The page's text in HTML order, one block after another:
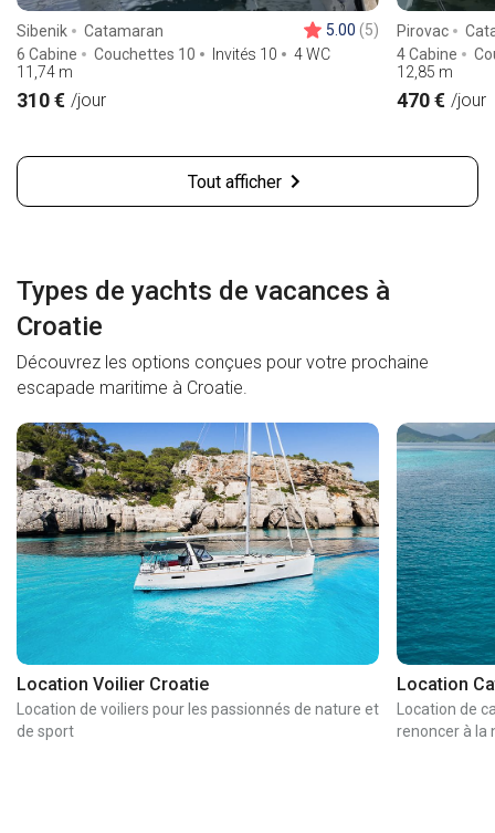
Sibenik
Catamaran
6 Cabine
Couchettes 10 Invités 10
4 WC
11,74 m
310 € /jour
5.00 (5) Pirovac
4 Cabine
12,85 m
470 € /jour
Tout afficher
Types de yachts de vacances à
Croatie
Découvrez les options conçues pour votre prochaine
escapade maritime à Croatie.
Location Voilier Croatie
Location de voiliers pour les passionnés de nature et
de sport
Location
Location de
renoncer à la